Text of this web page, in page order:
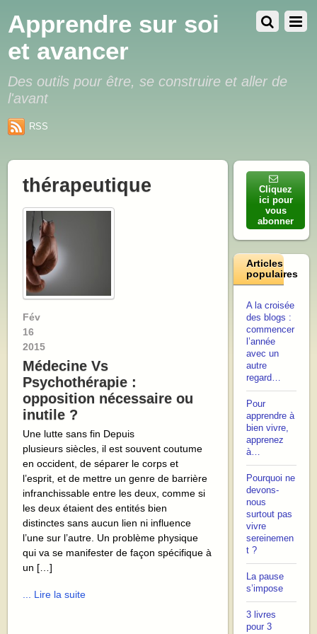
Apprendre sur soi
et avancer
Des outils pour être, se construire et aller de
l'avant
RSS
thérapeutique
Fév
16
2015
Médecine Vs
Psychothérapie :
opposition nécessaire ou
inutile ?
Une lutte sans fin Depuis
plusieurs siècles, il est souvent coutume
en occident, de séparer le corps et
l’esprit, et de mettre un genre de barrière
infranchissable entre les deux, comme si
les deux étaient des entités bien
distinctes sans aucun lien ni influence
l’une sur l’autre. Un problème physique
qui va se manifester de façon spécifique à
un […]
... Lire la suite
Cliquez
ici pour
vous
abonner
Articles
populaires
A la croisée
des blogs :
commencer
l’année
avec un
autre
regard…
Pour
apprendre à
bien vivre,
apprenez
à…
Pourquoi ne
devons-
nous
surtout pas
vivre
sereinemen
t ?
La pause
s’impose
3 livres
pour 3